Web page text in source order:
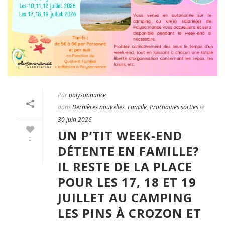
0
Parpolysonnance
dansDernières nouvelles, Famille, Prochaines sortiesle
30 juin 2026
UN P’TIT WEEK-END
DÉTENTE EN FAMILLE?
IL RESTE DE LA PLACE
POUR LES 17, 18 ET 19
JUILLET AU CAMPING
LES PINS À CROZON ET